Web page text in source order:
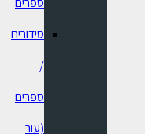
⁠סידורים
/
ספרים
(עור